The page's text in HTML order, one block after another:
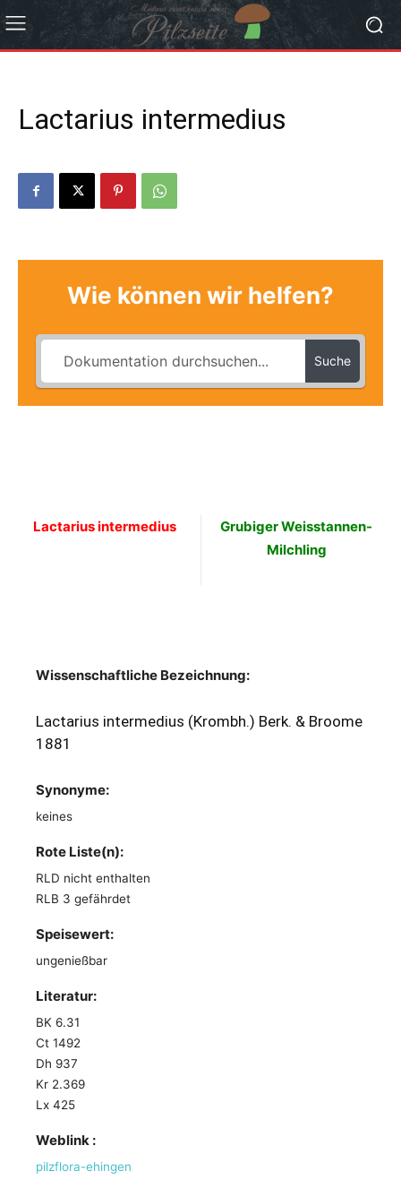
Lactarius intermedius
Wie können wir helfen?
Suche
Lactarius intermedius
Grubiger Weisstannen-
Milchling
Wissenschaftliche Bezeichnung:
Lactarius intermedius (Krombh.) Berk. & Broome
1881
Synonyme:
keines
Rote Liste(n):
RLD nicht enthalten
RLB 3 gefährdet
Speisewert:
ungenießbar
Literatur:
BK 6.31
Ct 1492
Dh 937
Kr 2.369
Lx 425
Weblink :
pilzflora-ehingen